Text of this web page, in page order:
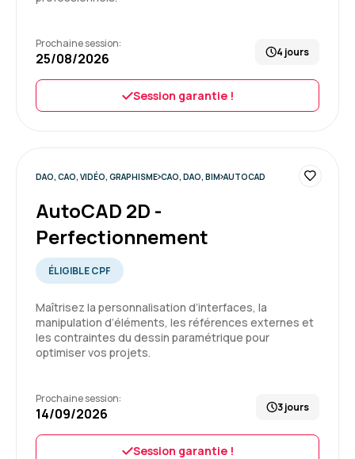
espérer.
Enseignement de première pro, mais pas que,
cadrage, tips, conseils... un grand merci à lui.
Prochaine session:
25/08/2026 4 jours
Session garantie !
DAO, CAO, VIDÉO, GRAPHISME CAO, DAO, BIM AUTOCAD
AutoCAD 2D -
Perfectionnement
ÉLIGIBLE CPF
Maîtrisez la personnalisation d’interfaces, la
manipulation d’éléments, les références externes et
les contraintes du dessin paramétrique pour
optimiser vos projets.
Prochaine session:
14/09/2026 3 jours
Session garantie !